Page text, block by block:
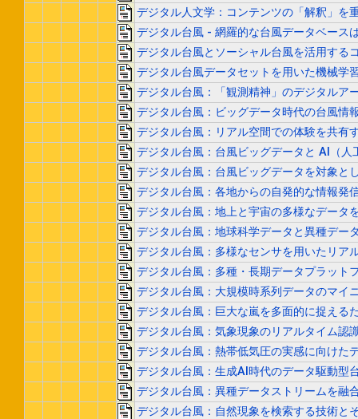
デジタル人文学：コンテンツの「解釈」を
デジタル台風 - 網羅的な台風データベース
デジタル台風とソーシャル台風を活用する
デジタル台風データセットを用いた機械学
デジタル台風：「観測精神」のデジタルア
デジタル台風：ビッグデータ時代の台風情
デジタル台風：リアル空間での体験を共有
デジタル台風：台風ビッグデータと AI（人
デジタル台風：台風ビッグデータを対象と
デジタル台風：各地からの自発的な情報発
デジタル台風：地上と宇宙の多様なデータ
デジタル台風：地球科学データと異種デー
デジタル台風：多様なセンサを用いたリア
デジタル台風：多種・長期データプラット
デジタル台風：大規模時系列データのマイ
デジタル台風：巨大な嵐を多面的に捉える
デジタル台風：気象現象のリアルタイム認
デジタル台風：熱帯低気圧の実感に向けた
デジタル台風：生成AI時代のデータ駆動型
デジタル台風：異種データストリームを融
デジタル台風：自然現象を検索する技術と